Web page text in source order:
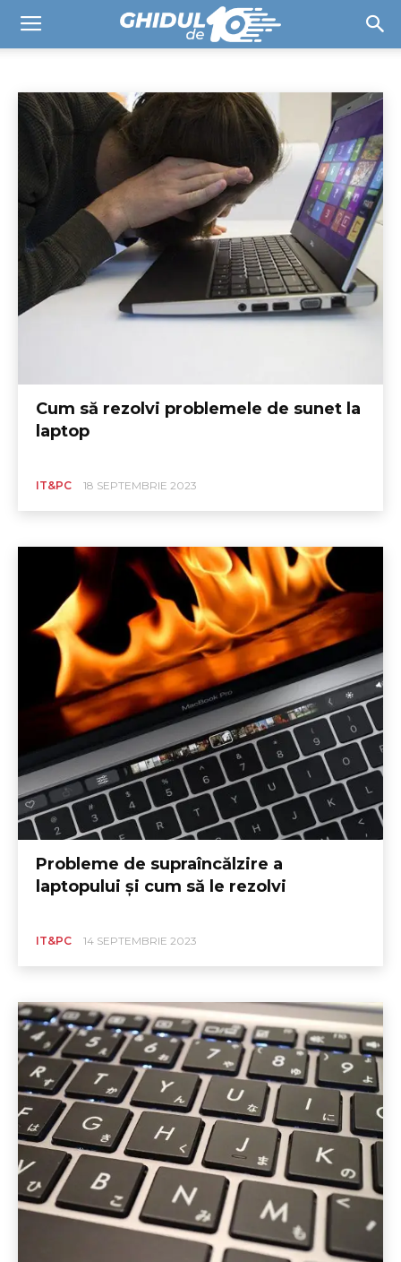
IT&PC
Cum să rezolvi problemele de sunet la
laptop
IT&PC 18 SEPTEMBRIE 2023
Probleme de supraîncălzire a
laptopului și cum să le rezolvi
IT&PC 14 SEPTEMBRIE 2023